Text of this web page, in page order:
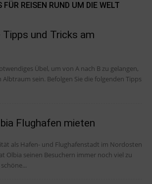
FÜR REISEN RUND UM DIE WELT
und Tricks am
Übel, um von A nach B zu gelangen,
Albtraum sein. Befolgen Sie die folgenden Tipps
Flughafen mieten
als Hafen- und Flughafenstadt im Nordosten
Olbia seinen Besuchern immer noch viel zu